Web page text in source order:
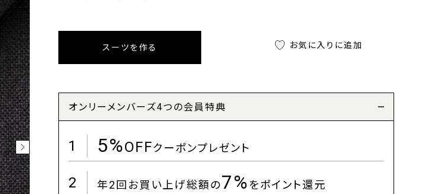
スーツを作る お気に入りに追加
オンリーメンバーズ4つの会員特典
1 5%OFFクーポンプレゼント
2 年2回お買い上げ総額の7%をポイント還元